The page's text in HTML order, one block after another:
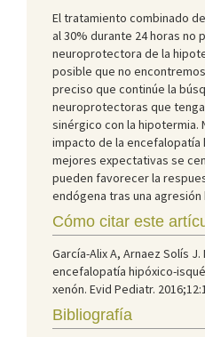
El tratamiento combinado
al 30% durante 24 horas no
neuroprotectora de la
posible que no
preciso que continúe la
neuroprotectoras que
sinérgico con la hipotermia.
impacto de la encefalopatía
mejores expectativas se
pueden favorecer la
endógena tras una
Cómo citar este
García-Alix A, Arnaez Solís
encefalopatía hipóxico-
xenón. Evid Pediatr.
Bibliografía